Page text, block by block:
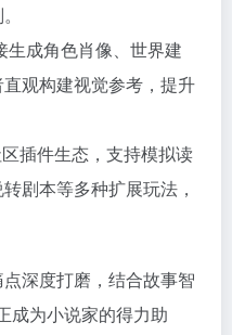
生成角色肖像、世界建
观构建视觉参考，提升
插件生态，支持模拟读
剧本等多种扩展玩法，
深度打磨，结合故事智
成为小说家的得力助